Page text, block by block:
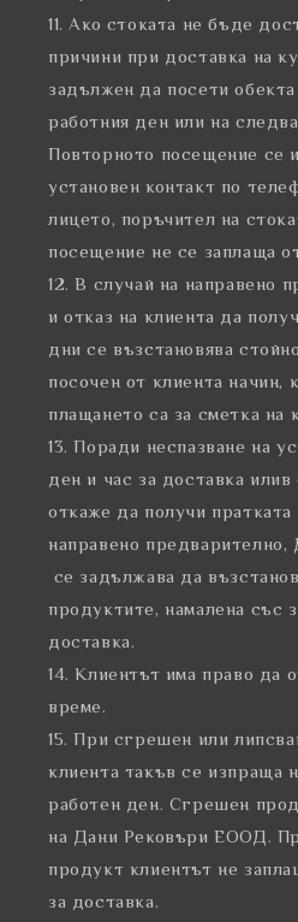
Ако стоката не бъде
причини при доставка на
задължен да посети
работния ден или на
Повторното посещение се
установен контакт по
лицето, поръчител на
посещение не се заплаща
В случай на направено
и отказ на клиента да
дни се възстановява
посочен от клиента начин,
плащането са за сметка на
Поради неспазване на
ден и час за доставка
откаже да получи
направено
се задължава да
продуктите, намалена със
доставка.
Клиентът има право да
време.
При сгрешен или
клиента такъв се изпраща
работен ден. Сгрешен
на Дани Рековъри ЕООД.
продукт клиентът не
за доставка.